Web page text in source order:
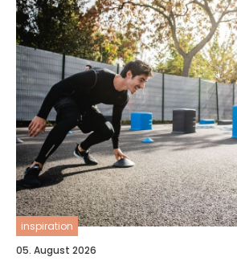
inspiration
05. August 2026